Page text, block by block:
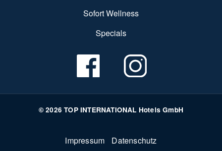
Sofort Wellness
Specials
© 2026 TOP INTERNATIONAL Hotels GmbH
Impressum Datenschutz